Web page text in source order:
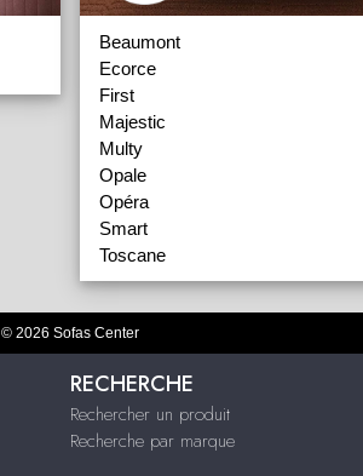
Beaumont
Ecorce
First
Majestic
Multy
Opale
Opéra
Smart
Toscane
© 2026 Sofas Center
RECHERCHE
Rechercher un produit
Recherche par marque